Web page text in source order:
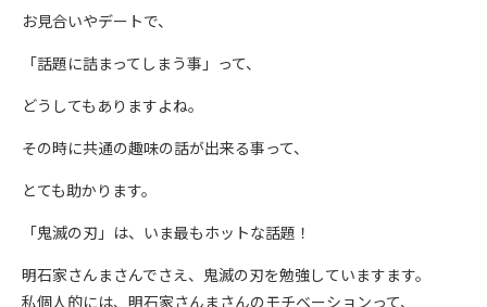
お見合いやデートで、
「話題に詰まってしまう事」って、
どうしてもありますよね。
その時に共通の趣味の話が出来る事って、
とても助かります。
「鬼滅の刃」は、いま最もホットな話題！
明石家さんまさんでさえ、鬼滅の刃を勉強していますます。
私個人的には、明石家さんまさんのモチベーションって、